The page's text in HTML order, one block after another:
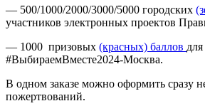
— 500/1000/2000/3000/5000 городских
участников электронных проектов
— 1000 призовых (красных) баллов
#ВыбираемВместе2024-Москва.
В одном заказе можно оформить сразу
пожертвований.